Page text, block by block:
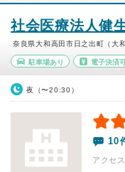
社会医療法人健
奈良県大和高田市日之出町（大
駐車場あり 電子決済
夜（〜20:30）
10
アクセ